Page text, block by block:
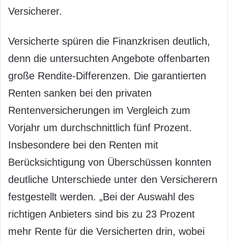
Versicherer.
Versicherte spüren die Finanzkrisen deutlich,
denn die untersuchten Angebote offenbarten
große Rendite-Differenzen. Die garantierten
Renten sanken bei den privaten
Rentenversicherungen im Vergleich zum
Vorjahr um durchschnittlich fünf Prozent.
Insbesondere bei den Renten mit
Berücksichtigung von Überschüssen konnten
deutliche Unterschiede unter den Versicherern
festgestellt werden. „Bei der Auswahl des
richtigen Anbieters sind bis zu 23 Prozent
mehr Rente für die Versicherten drin, wobei